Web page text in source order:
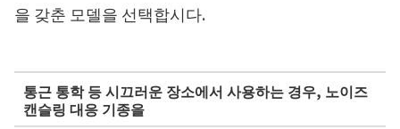
을 갖춘 모델을 선택합시다.
통근 통학 등 시끄러운 장소에서 사용하는 경우, 노이즈
캔슬링 대응 기종을